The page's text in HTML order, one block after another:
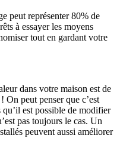
peut représenter 80% de
à essayer les moyens
tout en gardant votre
dans votre maison est de
On peut penser que c’est
est possible de modifier
pas toujours le cas. Un
peuvent aussi améliorer